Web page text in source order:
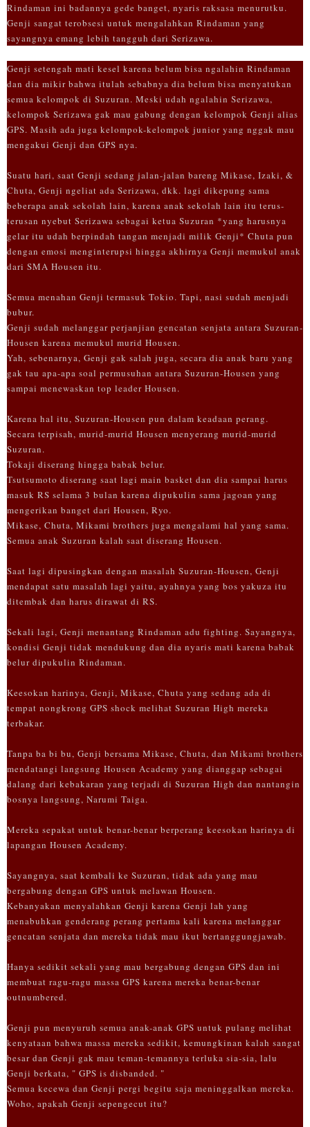
Rindaman ini badannya gede banget, nyaris raksasa menurutku.
Genji sangat terobsesi untuk mengalahkan Rindaman yang
sayangnya emang lebih tangguh dari Serizawa.
Genji setengah mati kesel karena belum bisa ngalahin Rindaman
dan dia mikir bahwa itulah sebabnya dia belum bisa menyatukan
semua kelompok di Suzuran. Meski udah ngalahin Serizawa,
kelompok Serizawa gak mau gabung dengan kelompok Genji alias
GPS. Masih ada juga kelompok-kelompok junior yang nggak mau
mengakui Genji dan GPS nya.
Suatu hari, saat Genji sedang jalan-jalan bareng Mikase, Izaki, &
Chuta, Genji ngeliat ada Serizawa, dkk. lagi dikepung sama
beberapa anak sekolah lain, karena anak sekolah lain itu terus-
terusan nyebut Serizawa sebagai ketua Suzuran *yang harusnya
gelar itu udah berpindah tangan menjadi milik Genji* Chuta pun
dengan emosi menginterupsi hingga akhirnya Genji memukul anak
dari SMA Housen itu.
Semua menahan Genji termasuk Tokio. Tapi, nasi sudah menjadi
bubur.
Genji sudah melanggar perjanjian gencatan senjata antara Suzuran-
Housen karena memukul murid Housen.
Yah, sebenarnya, Genji gak salah juga, secara dia anak baru yang
gak tau apa-apa soal permusuhan antara Suzuran-Housen yang
sampai menewaskan top leader Housen.
Karena hal itu, Suzuran-Housen pun dalam keadaan perang.
Secara terpisah, murid-murid Housen menyerang murid-murid
Suzuran.
Tokaji diserang hingga babak belur.
Tsutsumoto diserang saat lagi main basket dan dia sampai harus
masuk RS selama 3 bulan karena dipukulin sama jagoan yang
mengerikan banget dari Housen, Ryo.
Mikase, Chuta, Mikami brothers juga mengalami hal yang sama.
Semua anak Suzuran kalah saat diserang Housen.
Saat lagi dipusingkan dengan masalah Suzuran-Housen, Genji
mendapat satu masalah lagi yaitu, ayahnya yang bos yakuza itu
ditembak dan harus dirawat di RS.
Sekali lagi, Genji menantang Rindaman adu fighting. Sayangnya,
kondisi Genji tidak mendukung dan dia nyaris mati karena babak
belur dipukulin Rindaman.
Keesokan harinya, Genji, Mikase, Chuta yang sedang ada di
tempat nongkrong GPS shock melihat Suzuran High mereka
terbakar.
Tanpa ba bi bu, Genji bersama Mikase, Chuta, dan Mikami brothers
mendatangi langsung Housen Academy yang dianggap sebagai
dalang dari kebakaran yang terjadi di Suzuran High dan nantangin
bosnya langsung, Narumi Taiga.
Mereka sepakat untuk benar-benar berperang keesokan harinya di
lapangan Housen Academy.
Sayangnya, saat kembali ke Suzuran, tidak ada yang mau
bergabung dengan GPS untuk melawan Housen.
Kebanyakan menyalahkan Genji karena Genji lah yang
menabuhkan genderang perang pertama kali karena melanggar
gencatan senjata dan mereka tidak mau ikut bertanggungjawab.
Hanya sedikit sekali yang mau bergabung dengan GPS dan ini
membuat ragu-ragu massa GPS karena mereka benar-benar
outnumbered.
Genji pun menyuruh semua anak-anak GPS untuk pulang melihat
kenyataan bahwa massa mereka sedikit, kemungkinan kalah sangat
besar dan Genji gak mau teman-temannya terluka sia-sia, lalu
Genji berkata, " GPS is disbanded. "
Semua kecewa dan Genji pergi begitu saja meninggalkan mereka.
Woho, apakah Genji sepengecut itu?